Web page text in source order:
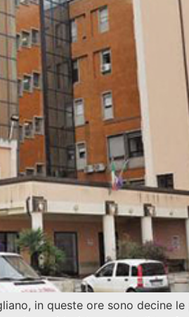
in queste ore sono decine